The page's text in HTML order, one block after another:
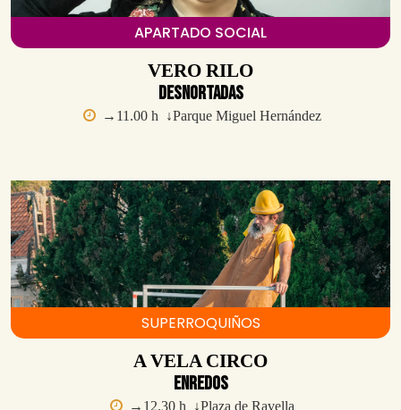
APARTADO SOCIAL
VERO RILO
Desnortadas
→11.00 h ↓Parque Miguel Hernández
SUPERROQUIÑOS
A VELA CIRCO
Enredos
→12.30 h ↓Plaza de Ravella